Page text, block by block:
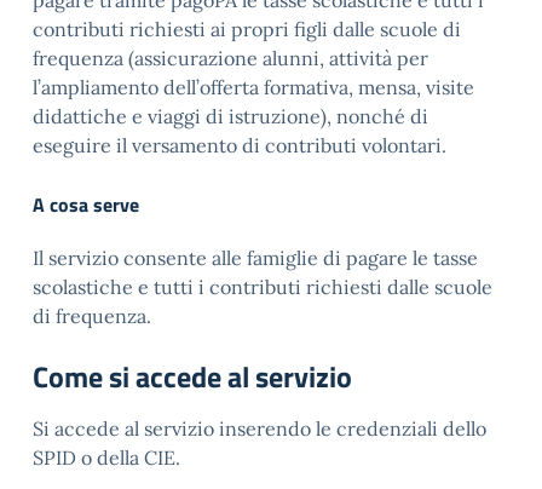
contributi richiesti ai propri figli dalle scuole di
frequenza (assicurazione alunni, attività per
l’ampliamento dell’offerta formativa, mensa, visite
didattiche e viaggi di istruzione), nonché di
eseguire il versamento di contributi volontari.
A cosa serve
Il servizio consente alle famiglie di pagare le tasse
scolastiche e tutti i contributi richiesti dalle scuole
di frequenza.
Come si accede al servizio
Si accede al servizio inserendo le credenziali dello
SPID o della CIE.